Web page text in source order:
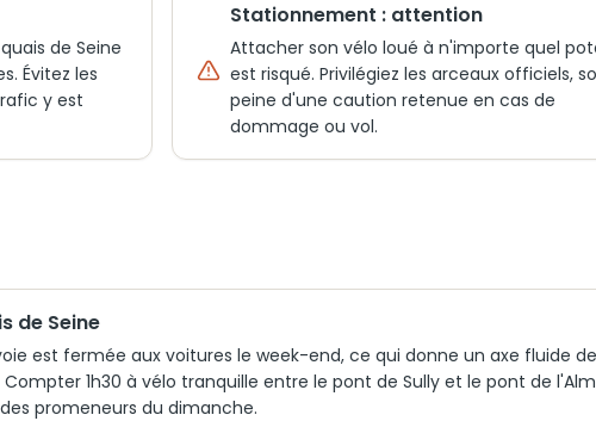
de Seine
Évitez les
y est
Stationnement : attention
Attacher son vélo loué à n'importe quel
est risqué. Privilégiez les arceaux officiels,
peine d'une caution retenue en cas de
dommage ou vol.
de Seine
est fermée aux voitures le week-end, ce qui donne un axe fluide de
1h30 à vélo tranquille entre le pont de Sully et le pont de
promeneurs du dimanche.